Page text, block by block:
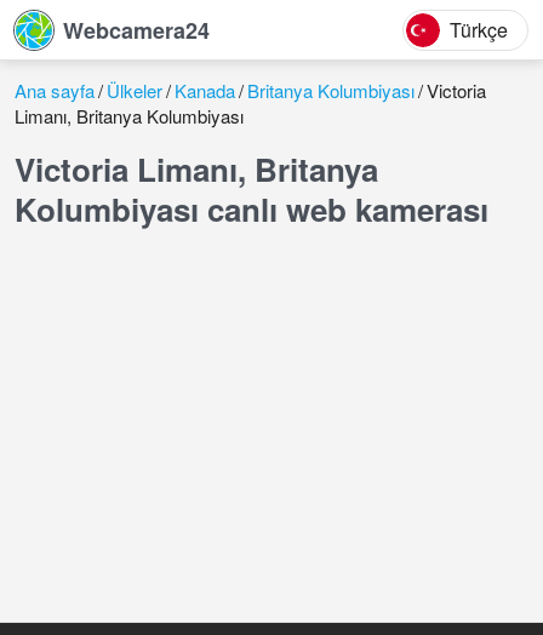
Webcamera24 Türkçe
Ana sayfa Ülkeler Kanada Britanya Kolumbiyası Victoria
Limanı, Britanya Kolumbiyası
Victoria Limanı, Britanya
Kolumbiyası canlı web kamerası